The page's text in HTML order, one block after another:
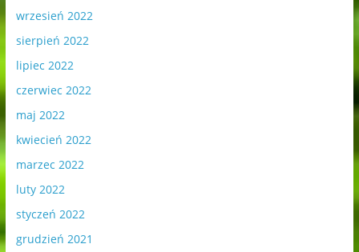
wrzesień 2022
sierpień 2022
lipiec 2022
czerwiec 2022
maj 2022
kwiecień 2022
marzec 2022
luty 2022
styczeń 2022
grudzień 2021